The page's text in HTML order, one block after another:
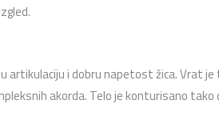
i dobru napetost žica. Vrat
akorda. Telo je konturisano